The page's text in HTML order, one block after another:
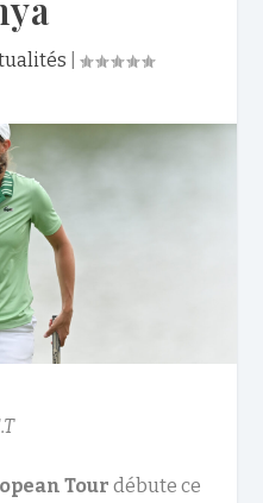
Tour débute ce